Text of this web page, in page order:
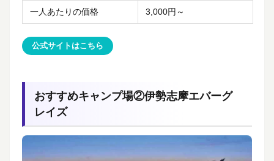
一人あたりの価格 3,000円～
公式サイトはこちら
おすすめキャンプ場②伊勢志摩エバーグ
レイズ